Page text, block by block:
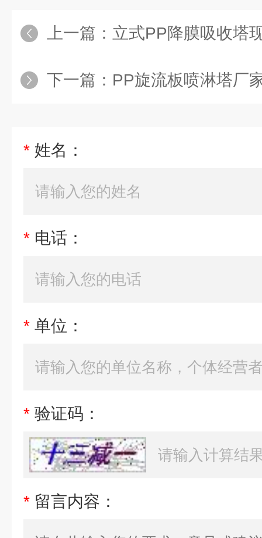
上一篇： 立式PP降膜吸收塔
下一篇： PP旋流板喷淋塔厂
* 姓名：
* 电话：
* 单位：
* 验证码：
* 留言内容：